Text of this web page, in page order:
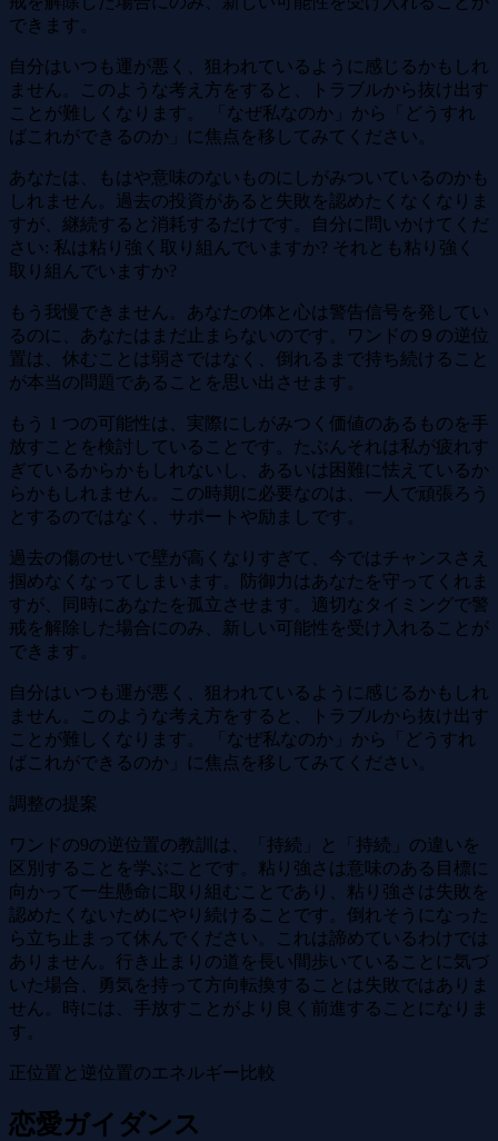
できます。
自分はいつも運が悪く、狙われているように感じるかもしれ
ません。このような考え方をすると、トラブルから抜け出す
ことが難しくなります。 「なぜ私なのか」から「どうすれ
ばこれができるのか」に焦点を移してみてください。
あなたは、もはや意味のないものにしがみついているのかも
しれません。過去の投資があると失敗を認めたくなくなりま
すが、継続すると消耗するだけです。自分に問いかけてくだ
さい: 私は粘り強く取り組んでいますか? それとも粘り強く
取り組んでいますか?
もう我慢できません。あなたの体と心は警告信号を発してい
るのに、あなたはまだ止まらないのです。ワンドの９の逆位
置は、休むことは弱さではなく、倒れるまで持ち続けること
が本当の問題であることを思い出させます。
もう 1 つの可能性は、実際にしがみつく価値のあるものを手
放すことを検討していることです。たぶんそれは私が疲れす
ぎているからかもしれないし、あるいは困難に怯えているか
らかもしれません。この時期に必要なのは、一人で頑張ろう
とするのではなく、サポートや励ましです。
過去の傷のせいで壁が高くなりすぎて、今ではチャンスさえ
掴めなくなってしまいます。防御力はあなたを守ってくれま
すが、同時にあなたを孤立させます。適切なタイミングで警
戒を解除した場合にのみ、新しい可能性を受け入れることが
できます。
自分はいつも運が悪く、狙われているように感じるかもしれ
ません。このような考え方をすると、トラブルから抜け出す
ことが難しくなります。 「なぜ私なのか」から「どうすれ
ばこれができるのか」に焦点を移してみてください。
調整の提案
ワンドの9の逆位置の教訓は、「持続」と「持続」の違いを
区別することを学ぶことです。粘り強さは意味のある目標に
向かって一生懸命に取り組むことであり、粘り強さは失敗を
認めたくないためにやり続けることです。倒れそうになった
ら立ち止まって休んでください。これは諦めているわけでは
ありません。行き止まりの道を長い間歩いていることに気づ
いた場合、勇気を持って方向転換することは失敗ではありま
せん。時には、手放すことがより良く前進することになりま
す。
正位置と逆位置のエネルギー比較
恋愛ガイダンス